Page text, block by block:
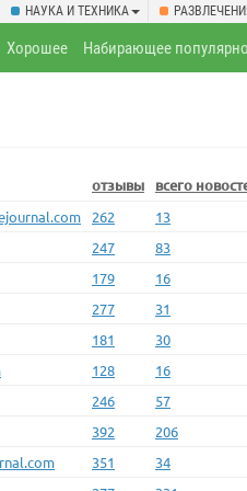
НАУКА И ТЕХНИКА
Хорошее Набирающее
отзывы всего
262 13
247
83
179
16
277
31
181
30
128 16
246
57
392
206
351 34